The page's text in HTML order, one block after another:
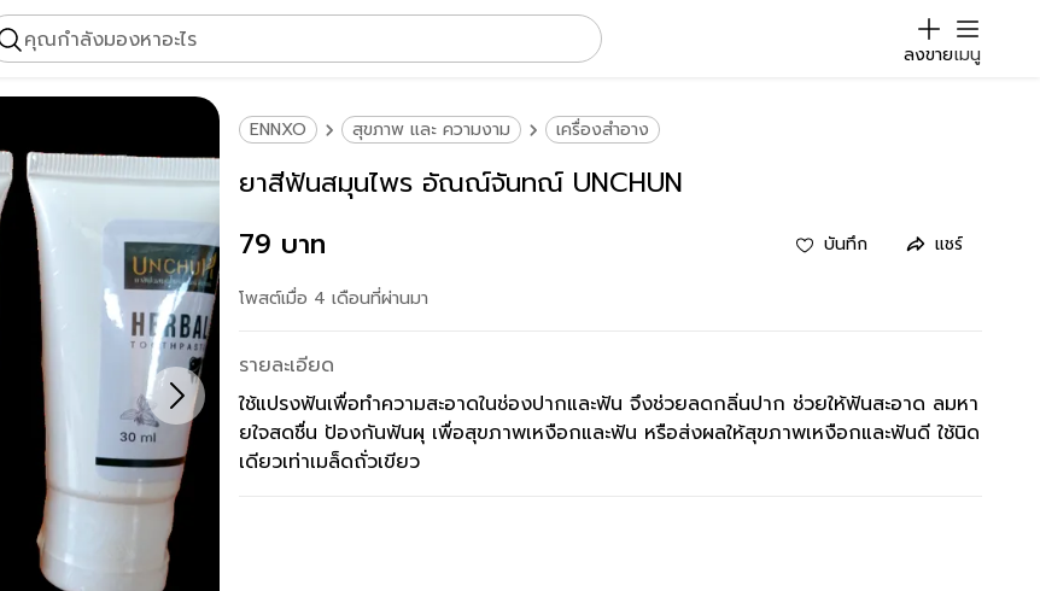
คุณกำลังมองหาอะไร
ลงขายเมนู
ENNXO สุขภาพ และ ความงาม เครื่องสำอาง
ยาสีฟันสมุนไพร อัณณ์จันทณ์ UNCHUN
79 บาท
บันทึก แชร์
โพสต์เมื่อ 4 เดือนที่ผ่านมา
รายละเอียด
ใช้แปรงฟันเพื่อทำความสะอาดในช่องปากและฟัน จึงช่วยลดกลิ่นปาก ช่วยให้ฟันสะอาด ลมหา
ยใจสดชื่น ป้องกันฟันผุ เพื่อสุขภาพเหงือกและฟัน หรือส่งผลให้สุขภาพเหงือกและฟันดี ใช้นิด
เดียวเท่าเมล็ดถั่วเขียว